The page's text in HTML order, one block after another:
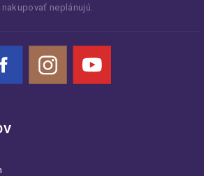
nakupovať neplánujú.
Instagram YouTube